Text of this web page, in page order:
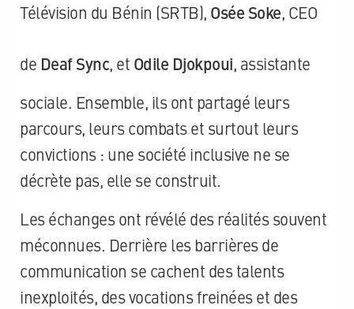
Télévision du Bénin (SRTB), Osée Soke, CEO
de Deaf Sync, et Odile Djokpoui, assistante
sociale. Ensemble, ils ont partagé leurs
parcours, leurs combats et surtout leurs
convictions : une société inclusive ne se
décrète pas, elle se construit.
Les échanges ont révélé des réalités souvent
méconnues. Derrière les barrières de
communication se cachent des talents
inexploités, des vocations freinées et des